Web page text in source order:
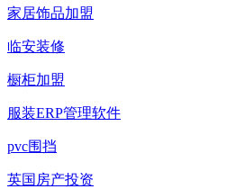
家居饰品加盟
临安装修
橱柜加盟
服装ERP管理软件
pvc围挡
英国房产投资